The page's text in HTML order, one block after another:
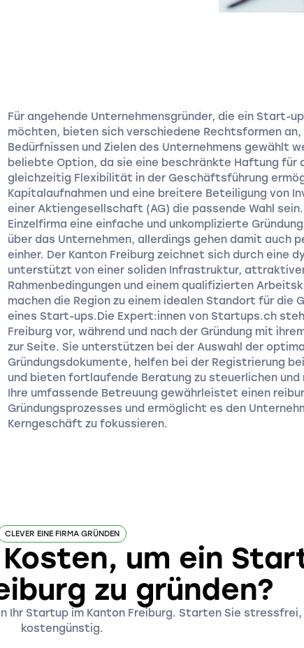
Für angehende Unternehmensgründer, die ein Start-
möchten, bieten sich verschiedene Rechtsformen an,
Bedürfnissen und Zielen des Unternehmens gewählt
beliebte Option, da sie eine beschränkte Haftung
gleichzeitig Flexibilität in der Geschäftsführung
Kapitalaufnahmen und eine breitere Beteiligung von
einer Aktiengesellschaft (AG) die passende Wahl
Einzelfirma eine einfache und unkomplizierte
über das Unternehmen, allerdings gehen damit auch
einher. Der Kanton Freiburg zeichnet sich durch eine
unterstützt von einer soliden Infrastruktur,
Rahmenbedingungen und einem qualifizierten
machen die Region zu einem idealen Standort für die
eines Start-ups.Die Expert:innen von Startups.ch
Freiburg vor, während und nach der Gründung mit
zur Seite. Sie unterstützen bei der Auswahl der
Gründungsdokumente, helfen bei der Registrierung
und bieten fortlaufende Beratung zu steuerlichen
Ihre umfassende Betreuung gewährleistet einen
Gründungsprozesses und ermöglicht es den
Kerngeschäft zu fokussieren.
CLEVER EINE FIRMA GRÜNDEN
um ein
zu gründen?
Ihr Startup im Kanton Freiburg. Starten Sie stressfrei,
kostengünstig.